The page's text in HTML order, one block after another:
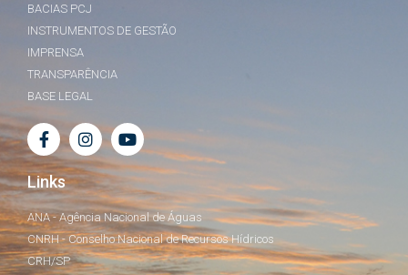
BACIAS PCJ
INSTRUMENTOS DE GESTÃO
IMPRENSA
TRANSPARÊNCIA
BASE LEGAL
Links
ANA - Agência Nacional de Águas
CNRH - Conselho Nacional de Recursos Hídricos
CRH/SP